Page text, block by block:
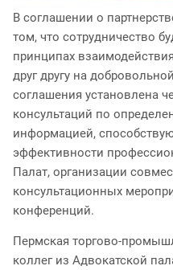
В соглашении о
том, что сотрудничество
принципах
друг другу на
соглашения установлена
консультаций по
информацией,
эффективности
Палат, организации
консультационных
конференций.
Пермская торгово-
коллег из Адвокатской